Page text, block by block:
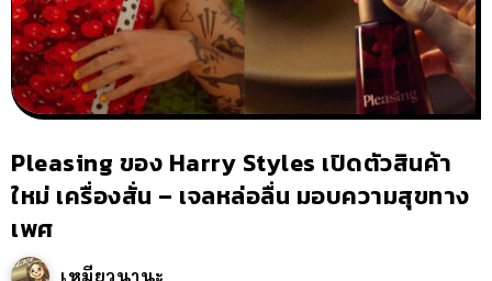
Pleasing ของ Harry Styles เปิดตัวสินค้า
ใหม่ เครื่องสั่น – เจลหล่อลื่น มอบความสุขทาง
เพศ
เหมียวนานะ